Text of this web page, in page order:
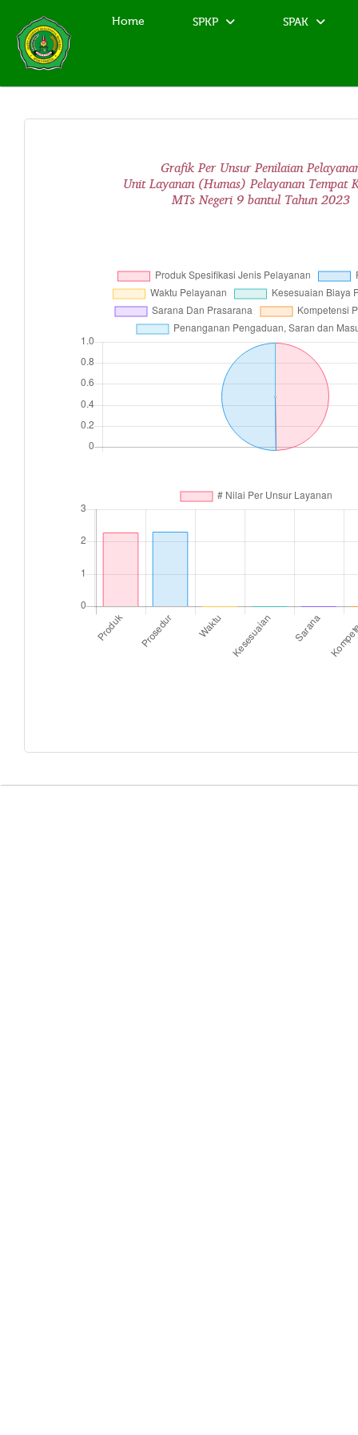
Home SPKP SPAK
Grafik Per Unsur Penilaian
Unit Layanan (Humas) Pelayanan Tempat
MTs Negeri 9 bantul Tahun 2023